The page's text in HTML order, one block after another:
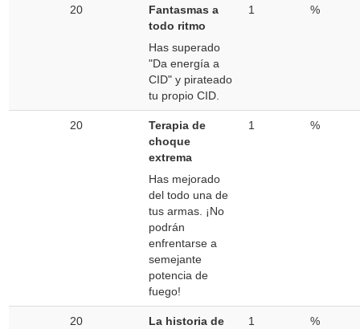
20
Fantasmas a
todo ritmo
Has superado
"Da energía a
CID" y pirateado
tu propio CID.
1 %
20
Terapia de
choque
extrema
Has mejorado
del todo una de
tus armas. ¡No
podrán
enfrentarse a
semejante
potencia de
fuego!
1 %
20
La historia de
1 %